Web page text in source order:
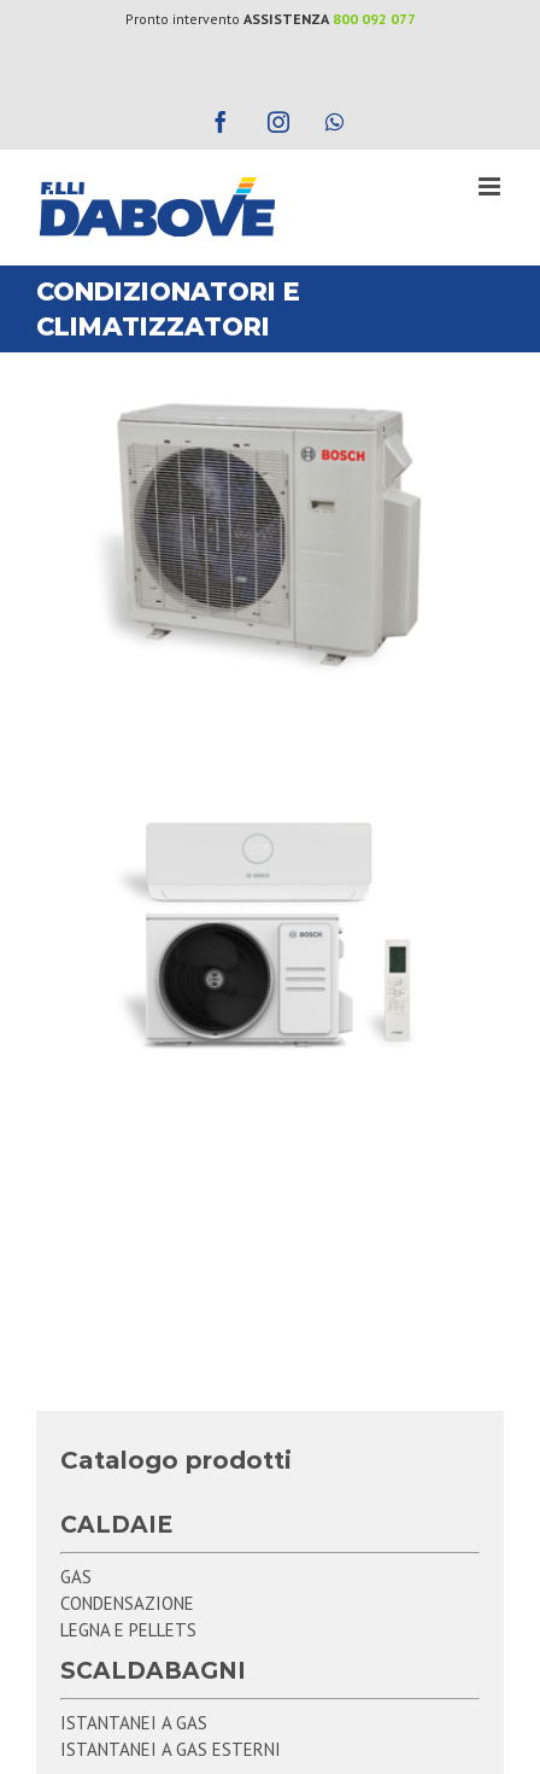
Pronto intervento ASSISTENZA 800 092 077
FacebookInstagramWhatsApp
CONDIZIONATORI E
CLIMATIZZATORI
Catalogo prodotti
CALDAIE
GAS
CONDENSAZIONE
LEGNA E PELLETS
SCALDABAGNI
ISTANTANEI A GAS
ISTANTANEI A GAS ESTERNI